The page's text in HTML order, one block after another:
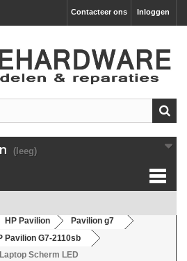
Inloggen
Contacteer ons
(leeg)
HP Pavilion
Pavilion g7
Pavilion G7-2110sb
Scherm LED